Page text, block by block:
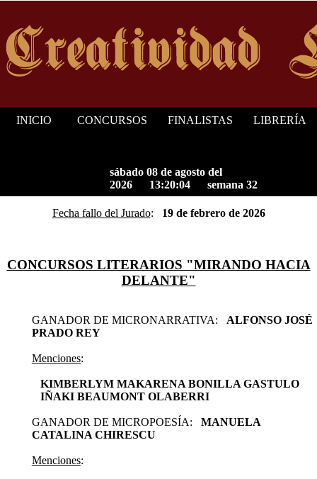
INICIO CONCURSOS FINALISTAS LIBRERÍA
sábado 08 de agosto del
2026 13:20:04 semana 32
Fecha fallo del Jurado: 19 de febrero de 2026
CONCURSOS LITERARIOS "MIRANDO HACIA
DELANTE"
GANADOR DE MICRONARRATIVA: ALFONSO JOSÉ
PRADO REY
Menciones:
KIMBERLYM MAKARENA BONILLA GASTULO
IÑAKI BEAUMONT OLABERRI
GANADOR DE MICROPOESÍA: MANUELA
CATALINA CHIRESCU
Menciones: